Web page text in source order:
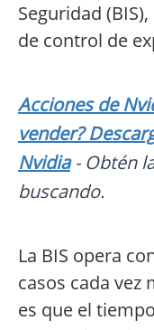
Seguridad
de control de
Acciones de
vender?
Nvidia- Obtén
buscando.
La BIS opera
casos cada vez
es que el